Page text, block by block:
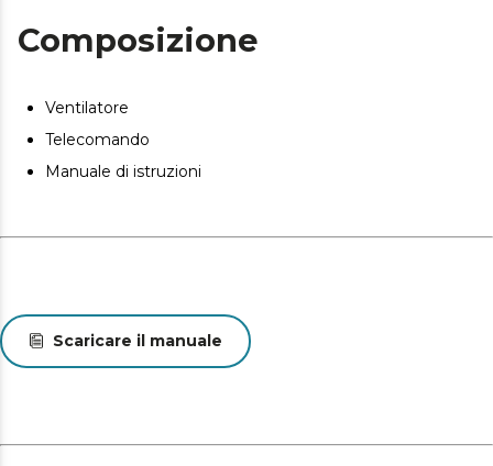
Altezza regolabile da 130 a 155 centimetri che permette
della direzione dell’aria desiderata.
Il suo elegante tre piedi in legno consente di collocarlo
Composizione
Ventilatore
Telecomando
Manuale di istruzioni
Scaricare il manuale